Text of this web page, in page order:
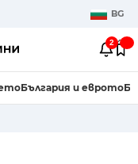
BG
2
България и еврото